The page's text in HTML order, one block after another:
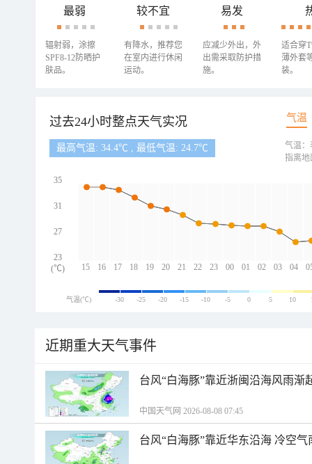
最弱
辐射弱，涂擦
SPF8-12防晒护
肤品。
较不宜
有降水，推荐您
在室内进行休闲
运动。
易发
应减少外出，外
出需采取防护措
施。
适合穿
薄外套
装。
过去24小时整点天气实况 气温
最高气温: 34.4℃ , 最低气温: 24.7℃
15 16 17 18 19 20 21 22 23 00 01 02 03 04
35
31
27
23
(℃)
气温：
指离地
气温(℃) -30 -25 -20 -15 -10 -5 0 5 10
近期重大天气事件
台风“白海豚”靠近浙闽沿海风雨渐
中国天气网 2026-08-08 07:45
台风“白海豚”靠近华东沿海 冷空